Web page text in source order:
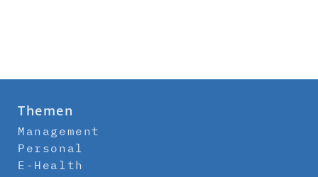
Themen
Management
Personal
E-Health